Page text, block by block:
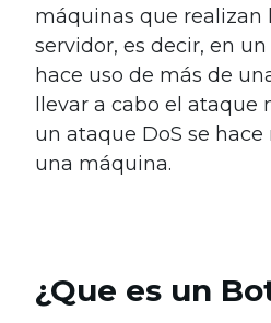
máquinas que realizan
servidor, es decir, en
hace uso de más de
llevar a cabo el ataque
un ataque DoS se
una máquina.
¿Que es un